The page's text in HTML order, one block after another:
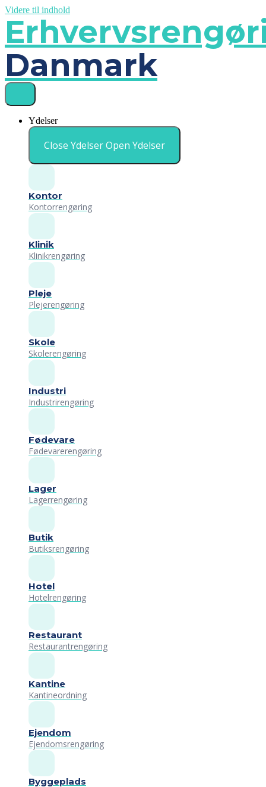
Videre til indhold
Danmark
Ydelser
Close YdelserOpen Ydelser
Kontor
Kontorrengøring
Klinik
Klinikrengøring
Pleje
Plejerengøring
Skole
Skolerengøring
Industri
Industrirengøring
Fødevare
Fødevarerengøring
Lager
Lagerrengøring
Butik
Butiksrengøring
Hotel
Hotelrengøring
Restaurant
Restaurantrengøring
Kantine
Kantineordning
Ejendom
Ejendomsrengøring
Byggeplads